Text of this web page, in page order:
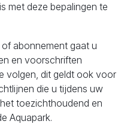
met deze bepalingen te
abonnement gaat u
en voorschriften
volgen, dit geldt ook voor
die u tijdens uw
toezichthoudend en
Aquapark.